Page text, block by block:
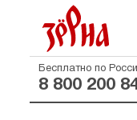
Бесплатно по
8 800 200